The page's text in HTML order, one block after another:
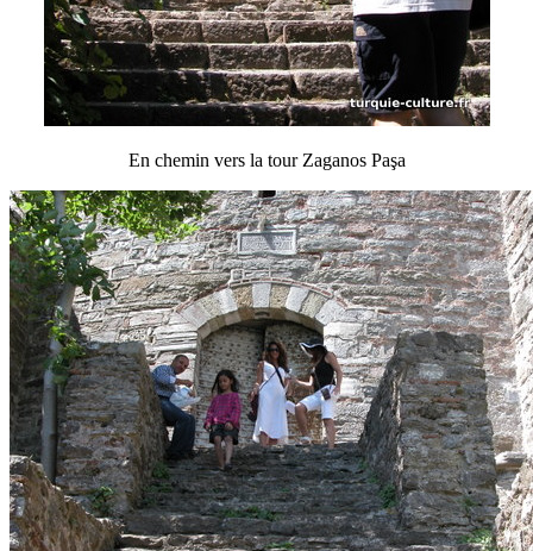
En chemin vers la tour Zaganos Paşa